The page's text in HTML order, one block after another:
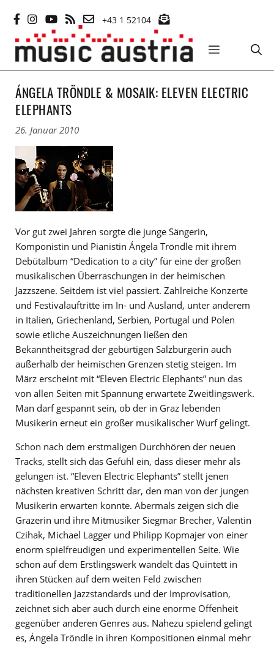
Inhalt
springen
+43 1 52104
MENÜ
ÁNGELA TRÖNDLE & MOSAIK: ELEVEN ELECTRIC
ELEPHANTS
26. Januar 2010
Vor gut zwei Jahren sorgte die junge Sängerin,
Komponistin und Pianistin Ángela Tröndle mit ihrem
Debütalbum “Dedication to a city” für eine der großen
musikalischen Überraschungen in der heimischen
Jazzszene. Seitdem ist viel passiert. Zahlreiche Konzerte
und Festivalauftritte im In- und Ausland, unter anderem
in Italien, Griechenland, Serbien, Portugal und Polen
sowie etliche Auszeichnungen ließen den
Bekanntheitsgrad der gebürtigen Salzburgerin auch
außerhalb der heimischen Grenzen stetig steigen. Im
März erscheint mit “Eleven Electric Elephants” nun das
von allen Seiten mit Spannung erwartete Zweitlingswerk.
Man darf gespannt sein, ob der in Graz lebenden
Musikerin erneut ein großer musikalischer Wurf gelingt.
Schon nach dem erstmaligen Durchhören der neuen
Tracks, stellt sich das Gefühl ein, dass dieser mehr als
gelungen ist. “Eleven Electric Elephants” stellt jenen
nächsten kreativen Schritt dar, den man von der jungen
Musikerin erwarten konnte. Abermals zeigen sich die
Grazerin und ihre Mitmusiker Siegmar Brecher, Valentin
Czihak, Michael Lagger und Philipp Kopmajer von einer
enorm spielfreudigen und experimentellen Seite. Wie
schon auf dem Erstlingswerk wandelt das Quintett in
ihren Stücken auf dem weiten Feld zwischen
traditionellen Jazzstandards und der Improvisation,
zeichnet sich aber auch durch eine enorme Offenheit
gegenüber anderen Genres aus. Nahezu spielend gelingt
es, Ángela Tröndle in ihren Kompositionen einmal mehr